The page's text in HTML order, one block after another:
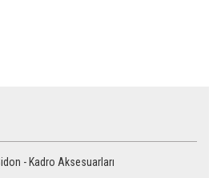
- Kadro Aksesuarları